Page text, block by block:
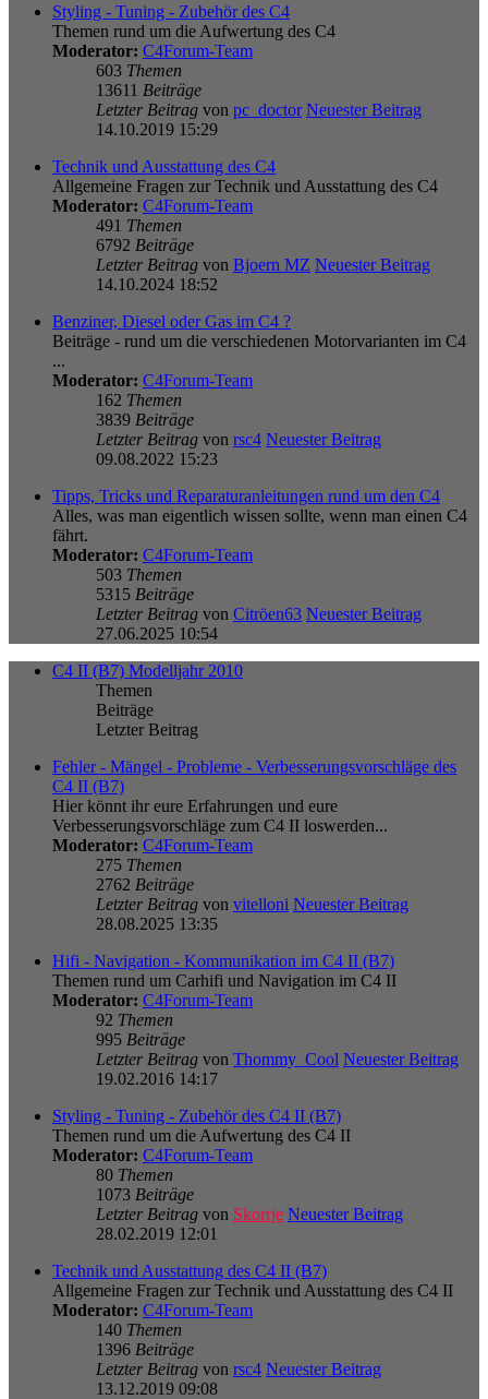
Styling - Tuning - Zubehör des C4
Themen rund um die Aufwertung des C4
Moderator: C4Forum-Team
603 Themen
13611 Beiträge
Letzter Beitrag von pc_doctor Neuester Beitrag
14.10.2019 15:29
Technik und Ausstattung des C4
Allgemeine Fragen zur Technik und Ausstattung des C4
Moderator: C4Forum-Team
491 Themen
6792 Beiträge
Letzter Beitrag von Bjoern MZ Neuester Beitrag
14.10.2024 18:52
Benziner, Diesel oder Gas im C4 ?
Beiträge - rund um die verschiedenen Motorvarianten im C4
...
Moderator: C4Forum-Team
162 Themen
3839 Beiträge
Letzter Beitrag von rsc4 Neuester Beitrag
09.08.2022 15:23
Tipps, Tricks und Reparaturanleitungen rund um den C4
Alles, was man eigentlich wissen sollte, wenn man einen C4
fährt.
Moderator: C4Forum-Team
503 Themen
5315 Beiträge
Letzter Beitrag von Citröen63 Neuester Beitrag
27.06.2025 10:54
C4 II (B7) Modelljahr 2010
Themen
Beiträge
Letzter Beitrag
Fehler - Mängel - Probleme - Verbesserungsvorschläge des
C4 II (B7)
Hier könnt ihr eure Erfahrungen und eure
Verbesserungsvorschläge zum C4 II loswerden...
Moderator: C4Forum-Team
275 Themen
2762 Beiträge
Letzter Beitrag von vitelloni Neuester Beitrag
28.08.2025 13:35
Hifi - Navigation - Kommunikation im C4 II (B7)
Themen rund um Carhifi und Navigation im C4 II
Moderator: C4Forum-Team
92 Themen
995 Beiträge
Letzter Beitrag von Thommy_Cool Neuester Beitrag
19.02.2016 14:17
Styling - Tuning - Zubehör des C4 II (B7)
Themen rund um die Aufwertung des C4 II
Moderator: C4Forum-Team
80 Themen
1073 Beiträge
Letzter Beitrag von Skorrje Neuester Beitrag
28.02.2019 12:01
Technik und Ausstattung des C4 II (B7)
Allgemeine Fragen zur Technik und Ausstattung des C4 II
Moderator: C4Forum-Team
140 Themen
1396 Beiträge
Letzter Beitrag von rsc4 Neuester Beitrag
13.12.2019 09:08